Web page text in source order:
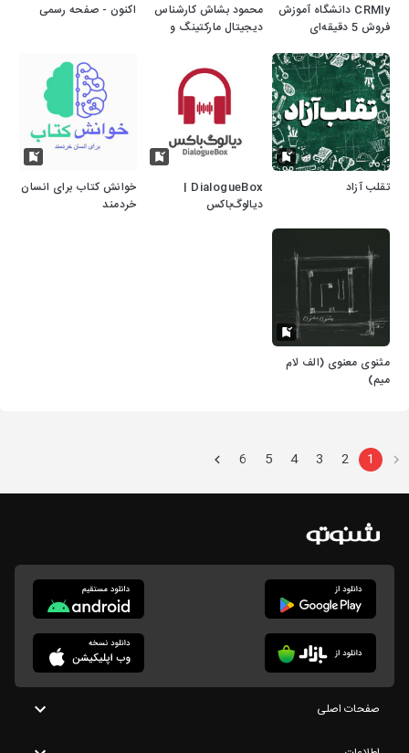
CRMly دانشگاه آموزش
فروش 5 دقیقه‌ای
محمود بشاش کارشناس
دیجیتال مارکتینگ و
اکنون - صفحه رسمی
تقلب آزاد
DialogueBox |
دیالوگ‌باکس
خوانش کتاب برای انسان
خردمند
مثنوی معنوی (الف لام
میم)
1
2
3
4
5
6
صفحات اصلی